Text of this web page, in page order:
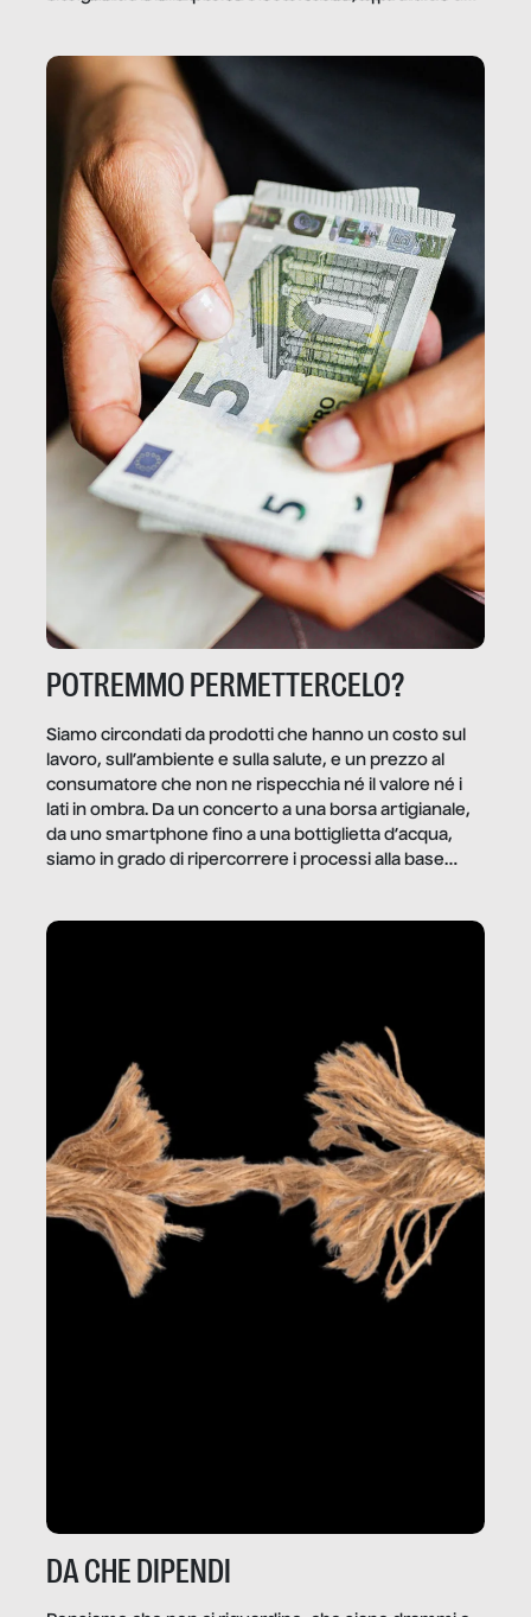
POTREMMO PERMETTERCELO?
Siamo circondati da prodotti che hanno un costo sul
lavoro, sull’ambiente e sulla salute, e un prezzo al
consumatore che non ne rispecchia né il valore né i
lati in ombra. Da un concerto a una borsa artigianale,
da uno smartphone fino a una bottiglietta d’acqua,
siamo in grado di ripercorrere i processi alla base
dietro gli oggetti e i servizi che fanno la nostra vita
DA CHE DIPENDI